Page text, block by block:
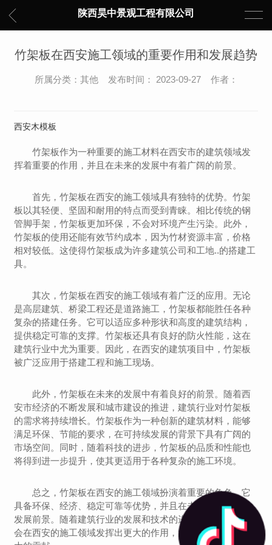
陕西昊中景观工程有限公司
竹架板在西安施工领域的重要作用和发展趋势
所属分类：其他 发布时间： 2023-09-27 作者：
西安木模板
竹架板作为一种重要的施工材料在西安市的建筑领域发
挥着重要的作用，并且在未来的发展中有着广阔的前景。
首先，竹架板在西安的施工领域具有独特的优势。竹架
板以其轻便、坚固和耐用的特点而受到青睐。相比传统的钢
管脚手架，竹架板更加环保，不会对环境产生污染。此外，
竹架板的使用还能有效节约成本，因为竹材资源丰富，价格
相对较低。这使得竹架板成为许多建筑公司和工地..的搭建工
具。
其次，竹架板在西安的施工领域有着广泛的应用。无论
是高层建筑、桥梁工程还是道路施工，竹架板都能胜任各种
复杂的搭建任务。它可以适应多种形状和高度的建筑结构，
提供稳定可靠的支撑。竹架板还具有良好的防火性能，这在
建筑行业中尤为重要。因此，在西安的建筑项目中，竹架板
被广泛应用于搭建工程和施工现场。
此外，竹架板在未来的发展中有着良好的前景。随着西
安市经济的不断发展和城市建设的推进，建筑行业对竹架板
的需求将持续增长。竹架板作为一种创新的建筑材料，能够
满足环保、节能的要求，在可持续发展的背景下具有广阔的
市场空间。同时，随着科技的进步，竹架板的品质和性能也
将得到进一步提升，使其更适用于各种复杂的施工环境。
总之，竹架板在西安的施工领域扮演着重要的角色。它
具备环保、经济、稳定可靠等优势，并且在未来有着广阔的
发展前景。随着建筑行业的发展和技术的进步，相信竹架板
会在西安的施工领域发挥出更大的作用，为城市建设做出更